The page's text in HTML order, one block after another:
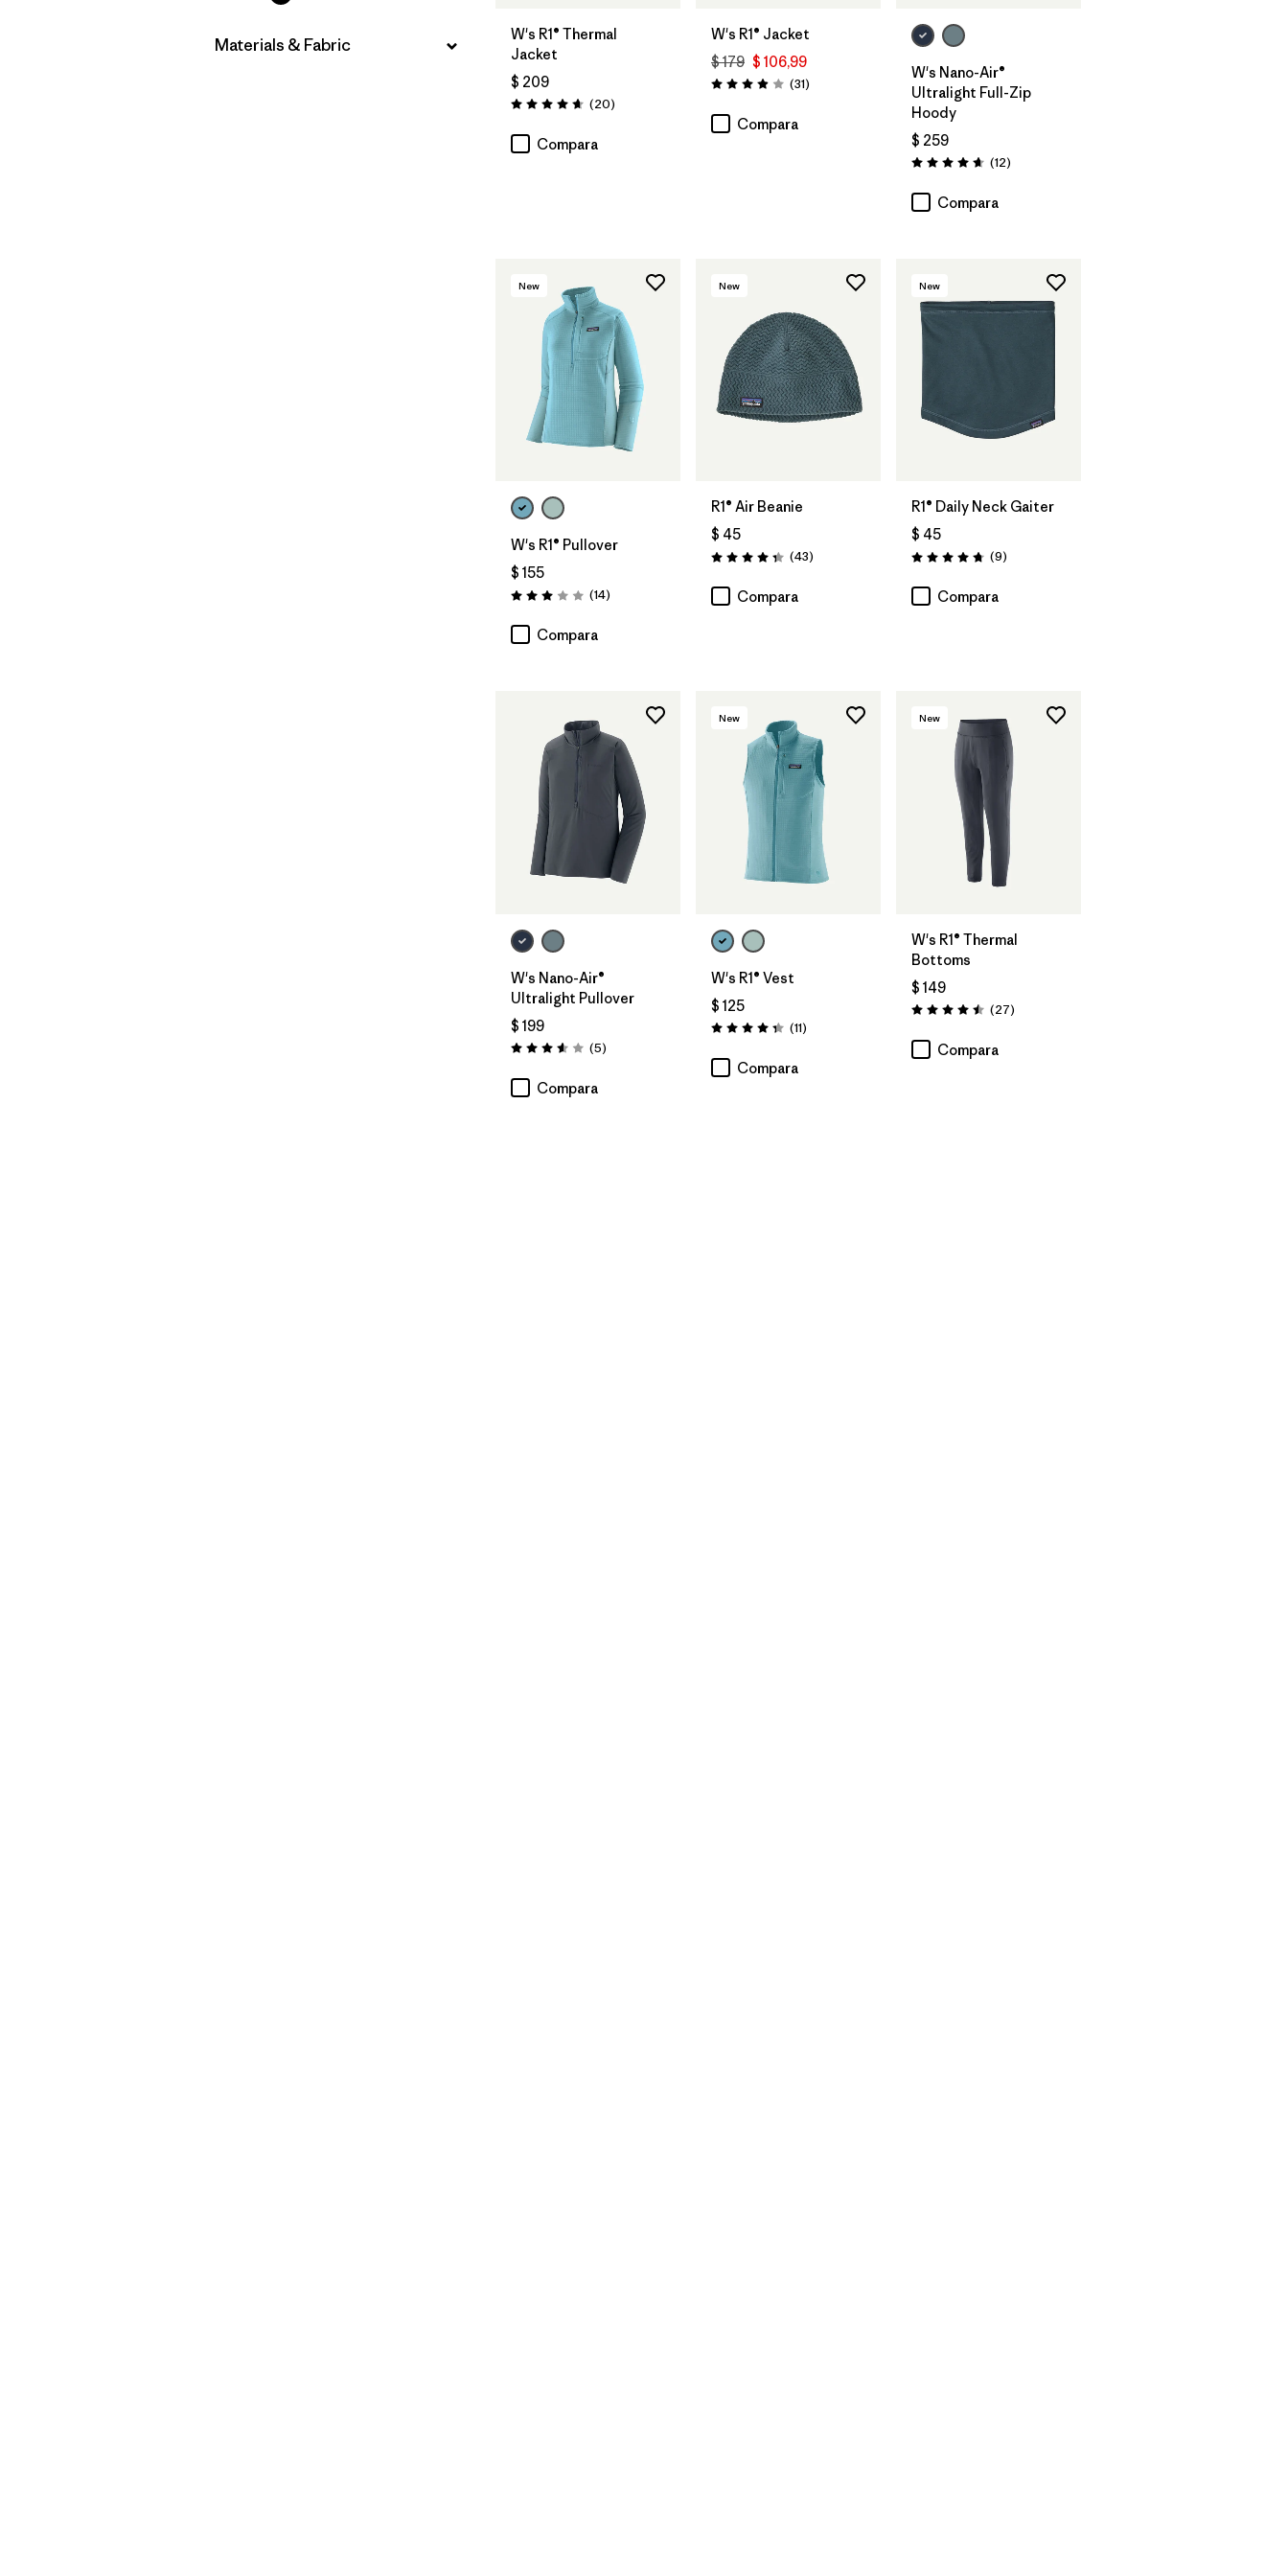
Filtrar por
Materials & Fabric
W's R1® Thermal
Jacket
$ 209
Valoración: 4.7 / 5
(20Comentarios
)
Compara
W's R1® Jacket
$ 179 $ 106,99
Valoración: 3.9 / 5
(31Comentarios
)
Compara
W's Nano-Air®
Ultralight Full-Zip
Hoody
$ 259
Valoración: 4.7 / 5
(12Comentarios
)
Compara
New
W's R1® Pullover
$ 155
Valoración: 3.0 / 5
(14Comentarios
)
Compara
New
R1® Air Beanie
$ 45
Valoración: 4.3 / 5
(43Comentarios
)
Compara
Agregar a la
Bolsa
New
R1® Daily Neck Gaiter
$ 45
Valoración: 4.8 / 5
(9Comentarios
)
Compara
W's Nano-Air®
Ultralight Pullover
$ 199
Valoración: 3.6 / 5
(5Comentarios
)
Compara
New
W's R1® Vest
$ 125
Valoración: 4.4 / 5
(11Comentarios
)
Compara
New
W's R1® Thermal
Bottoms
$ 149
Valoración: 4.5 / 5
(27Comentarios
)
Compara